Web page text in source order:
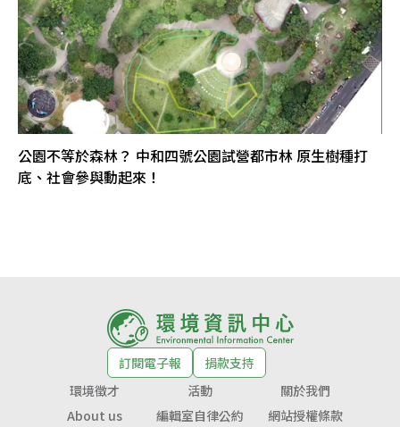
公園不等於森林？ 中和四號公園試營都市林 原生樹種打
底、社會參與動起來！
訂閱電子報
捐款支持
環境徵才
活動
關於我們
About us
編輯室自律公約 網站授權條款